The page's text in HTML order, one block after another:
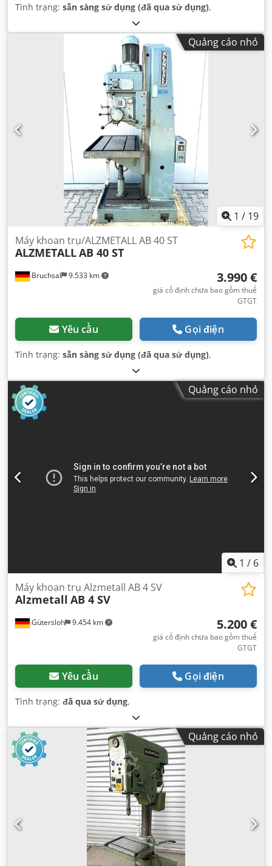
Tình trạng: sẵn sàng sử dụng (đã qua sử dụng),
Quảng cáo nhỏ
1 / 19
Bruchsal 9.533 km
Máy khoan trụ/ALZMETALL AB 40 ST
ALZMETALLAB 40 ST
3.990 €
giá cố định chưa bao gồm thuế
GTGT
Yêu cầu Gọi điện
Tình trạng: sẵn sàng sử dụng (đã qua sử dụng),
Quảng cáo nhỏ
1 / 6
Gütersloh 9.454 km
Máy khoan trụ Alzmetall AB 4 SV
Alzmetall AB 4 SV
5.200 €
giá cố định chưa bao gồm thuế
GTGT
Yêu cầu Gọi điện
Tình trạng: đã qua sử dụng,
Quảng cáo nhỏ